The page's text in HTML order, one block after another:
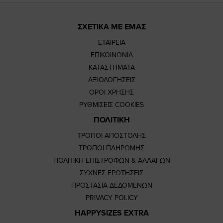
ΣΧΕΤΙΚΑ ΜΕ ΕΜΑΣ
ΕΤΑΙΡΕΙΑ
ΕΠΙΚΟΙΝΩΝΙΑ
ΚΑΤΑΣΤΗΜΑΤΑ
ΑΞΙΟΛΟΓΗΣΕΙΣ
ΟΡΟΙ ΧΡΗΣΗΣ
ΡΥΘΜΙΣΕΙΣ COOKIES
ΠΟΛΙΤΙΚΗ
ΤΡΟΠΟΙ ΑΠΟΣΤΟΛΗΣ
ΤΡΟΠΟΙ ΠΛΗΡΩΜΗΣ
ΠΟΛΙΤΙΚΗ ΕΠΙΣΤΡΟΦΩΝ & ΑΛΛΑΓΩΝ
ΣΥΧΝΕΣ ΕΡΩΤΗΣΕΙΣ
ΠΡΟΣΤΑΣΙΑ ΔΕΔΟΜΕΝΩΝ
PRIVACY POLICY
HAPPYSIZES EXTRA